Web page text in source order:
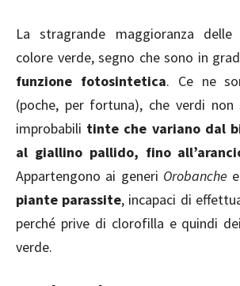
La stragrande maggioranza
colore verde, segno che sono in
funzione fotosintetica. Ce ne
(poche, per fortuna), che verdi non
improbabili tinte che variano dal
al giallino pallido, fino
Appartengono ai generi Orobanche e
piante parassite, incapaci di
perché prive di clorofilla e quindi
verde.